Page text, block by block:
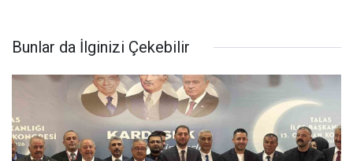
Bunlar da İlginizi Çekebilir